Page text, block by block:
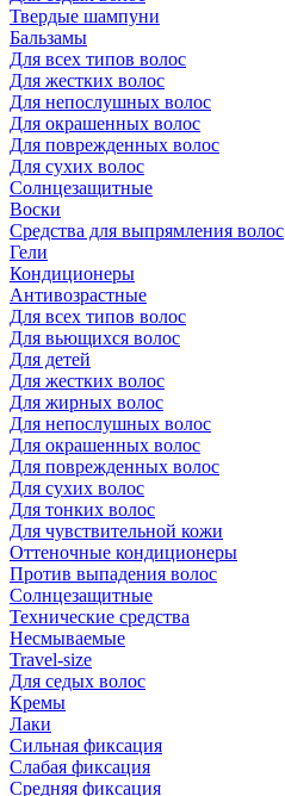
Твердые шампуни
Бальзамы
Для всех типов волос
Для жестких волос
Для непослушных волос
Для окрашенных волос
Для поврежденных волос
Для сухих волос
Солнцезащитные
Воски
Средства для выпрямления волос
Гели
Кондиционеры
Антивозрастные
Для всех типов волос
Для вьющихся волос
Для детей
Для жестких волос
Для жирных волос
Для непослушных волос
Для окрашенных волос
Для поврежденных волос
Для сухих волос
Для тонких волос
Для чувствительной кожи
Оттеночные кондиционеры
Против выпадения волос
Солнцезащитные
Технические средства
Несмываемые
Travel-size
Для седых волос
Кремы
Лаки
Сильная фиксация
Слабая фиксация
Средняя фиксация